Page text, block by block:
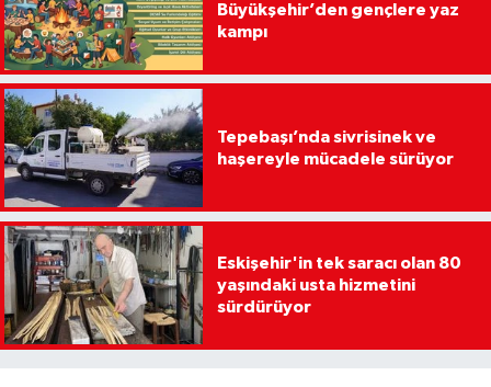
Büyükşehir’den gençlere yaz
kampı
Tepebaşı’nda sivrisinek ve
haşereyle mücadele sürüyor
Eskişehir'in tek saracı olan 80
yaşındaki usta hizmetini
sürdürüyor